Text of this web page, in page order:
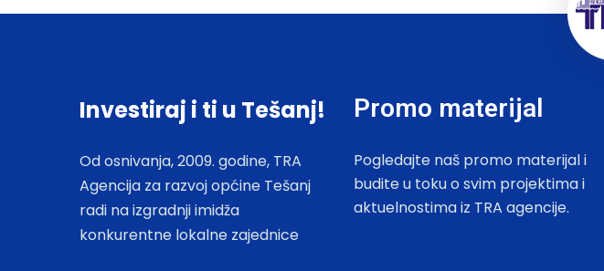
Investiraj i ti u Tešanj!
Od osnivanja, 2009. godine, TRA
Agencija za razvoj općine Tešanj
radi na izgradnji imidža
konkurentne lokalne zajednice
Promo materijal
Pogledajte naš promo materijal i
budite u toku o svim projektima i
aktuelnostima iz TRA agencije.